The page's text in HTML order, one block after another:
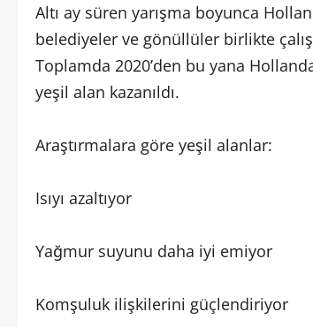
Altı ay süren yarışma boyunca
belediyeler ve gönüllüler birlikte
Toplamda 2020’den bu yana
yeşil alan kazanıldı.
Araştırmalara göre yeşil alanlar:
Isıyı azaltıyor
Yağmur suyunu daha iyi emiyor
Komşuluk ilişkilerini güçlendiriyor